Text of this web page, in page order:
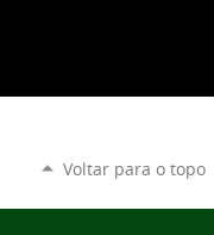
Voltar para o topo